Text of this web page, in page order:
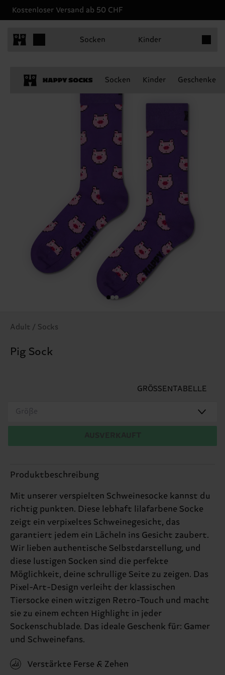
Kostenloser Versand ab 50 CHF
Socken Kinder
Socken Kinder Geschenke
Adult / Socks
Pig Sock
GRÖSSENTABELLE
Größe
Produktbeschreibung
Mit unserer verspielten Schweinesocke kannst du
richtig punkten. Diese lebhaft lilafarbene Socke
zeigt ein verpixeltes Schweinegesicht, das
garantiert jedem ein Lächeln ins Gesicht zaubert.
Wir lieben authentische Selbstdarstellung, und
diese lustigen Socken sind die perfekte
Möglichkeit, deine schrullige Seite zu zeigen. Das
Pixel-Art-Design verleiht der klassischen
Tiersocke einen witzigen Retro-Touch und macht
sie zu einem echten Highlight in jeder
Sockenschublade. Das ideale Geschenk für: Gamer
und Schweinefans.
Verstärkte Ferse & Zehen